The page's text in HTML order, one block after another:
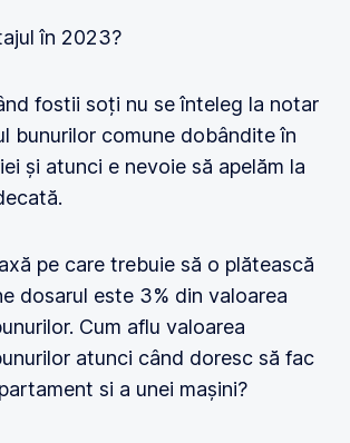
în 2023?
fostii soți nu se înteleg la notar
bunurilor comune dobândite în
și atunci e nevoie să apelăm la
pe care trebuie să o plătească
dosarul este 3% din valoarea
Cum aflu valoarea
atunci când doresc să fac
si a unei mașini?